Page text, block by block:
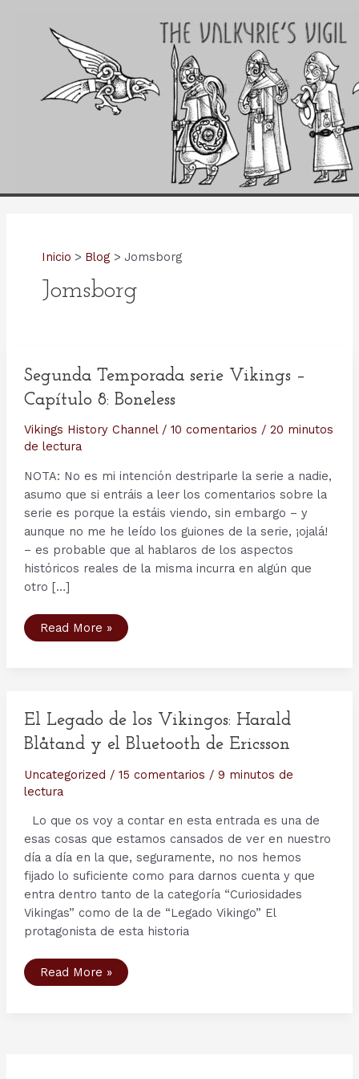
Inicio Blog Jomsborg
Jomsborg
Segunda Temporada serie Vikings –
Capítulo 8: Boneless
Vikings History Channel/ 10 comentarios / 20 minutos
de lectura
NOTA: No es mi intención destriparle la serie a nadie,
asumo que si entráis a leer los comentarios sobre la
serie es porque la estáis viendo, sin embargo – y
aunque no me he leído los guiones de la serie, ¡ojalá!
– es probable que al hablaros de los aspectos
históricos reales de la misma incurra en algún que
otro […]
Segunda
Temporada
Read More »
El Legado de los Vikingos: Harald
Blåtand y el Bluetooth de Ericsson
Uncategorized / 15 comentarios / 9 minutos de
lectura
Lo que os voy a contar en esta entrada es una de
esas cosas que estamos cansados de ver en nuestro
día a día en la que, seguramente, no nos hemos
fijado lo suficiente como para darnos cuenta y que
entra dentro tanto de la categoría “Curiosidades
Vikingas” como de la de “Legado Vikingo” El
protagonista de esta historia
El
Legado
Read More »